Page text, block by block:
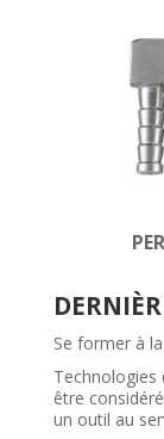
Se former à
Technologies
être
un outil au